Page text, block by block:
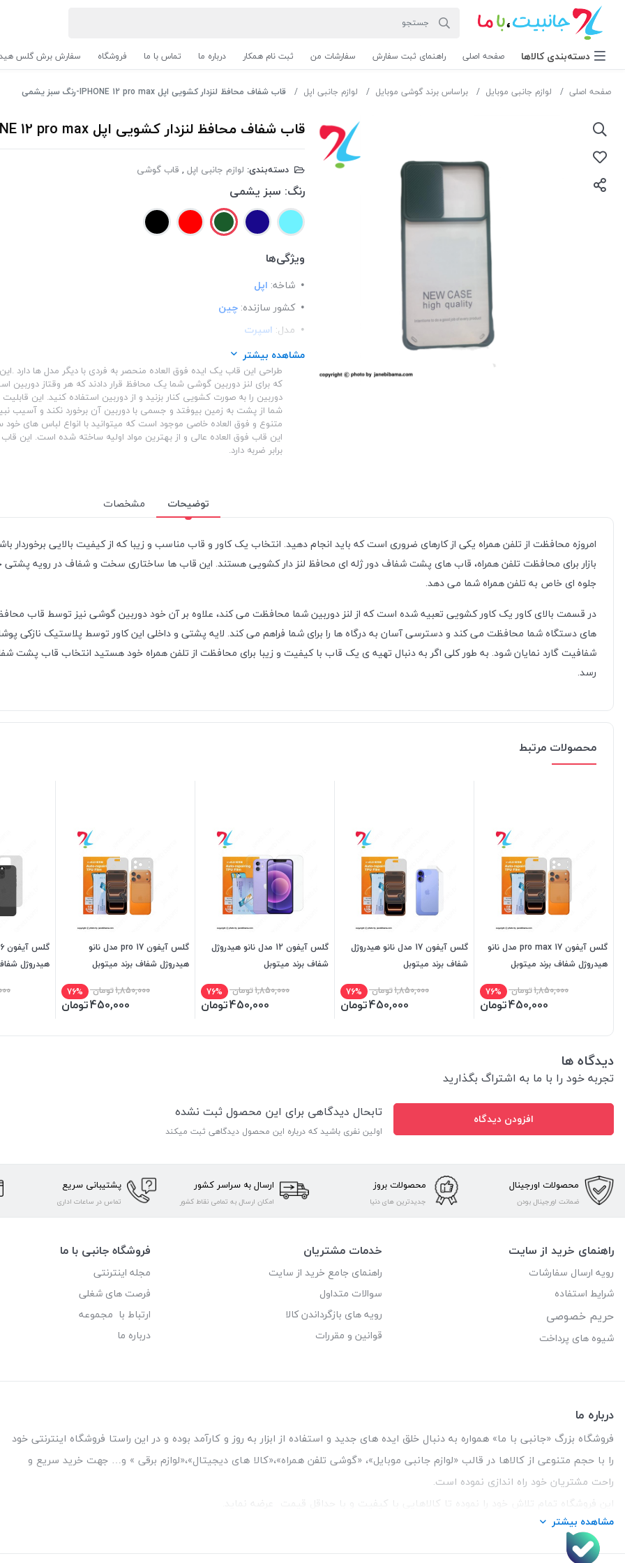
دسته‌بندی‌ کالاها صفحه اصلی راهنمای ثبت سفارش سفارشات من ثبت نام همکار درباره ما تماس با ما فروشگاه سفارش برش گلس
صفحه اصلی لوازم جانبی موبایل براساس برند گوشی موبایل لوازم جانبی اپل قاب شفاف محافظ لنزدار کشویی اپل IPHONE 12 pro max-رنگ سبز یشمی
قاب شفاف محافظ لنزدار کشویی اپل IPHONE 12 pro max-رنگ سبز یشمی
دسته‌بندی: لوازم جانبی اپل, قاب گوشی
رنگ: سبز یشمی
ویژگی‌ها
شاخه: اپل
کشور سازنده: چین
مدل: اسپرت
ساختار: شفاف
ساختار:TPU
مشاهده بیشتر
طراحی این قاب یک ایده فوق العاده منحصر به فردی با دیگر مدل ها دارد
که برای لنز دوربین گوشی شما یک محافظ قرار دادند که هر وقتاز دوربین
دوربین را به صورت کشویی کنار بزنید و از دوربین استفاده کنید. این
شما از پشت به زمین بیوفتد و جسمی با دوربین آن برخورد نکند و آسیب
متنوع و فوق العاده خاصی موجود است که میتوانید با انواع لباس های
این قاب فوق العاده عالی و از بهترین مواد اولیه ساخته شده است. این قاب
برابر ضربه دارد.
توضیحات مشخصات
امروزه محافظت از تلفن همراه یکی از کارهای ضروری است که باید انجام دهید. انتخاب یک کاور و قاب مناسب و زیبا که از کیفیت بالایی
بازار برای محافظت تلفن همراه، قاب های پشت شفاف دور ژله ای محافظ لنز دار کشویی هستند. این قاب ها ساختاری سخت و شفاف در رویه
جلوه ای خاص به تلفن همراه شما می دهد.
در قسمت بالای کاور یک کاور کشویی تعبیه شده است که از لنز دوربین شما محافظت می کند، علاوه بر آن خود دوربین گوشی نیز توسط قاب
های دستگاه شما محافظت می کند و دسترسی آسان به درگاه ها را برای شما فراهم می کند. لایه پشتی و داخلی این کاور توسط پلاستیک نازکی
شفافیت گارد نمایان شود. به طور کلی اگر به دنبال تهیه ی یک قاب با کیفیت و زیبا برای محافظت از تلفن همراه خود هستید انتخاب قاب پشت
رسد.
محصولات مرتبط
گلس آیفون 17 pro max مدل نانو
هیدروژل شفاف برند میتوبل
1,850,000تومان 76%
450,000تومان
گلس آیفون 17 مدل نانو هیدروژل
شفاف برند میتوبل
1,850,000تومان 76%
450,000تومان
گلس آیفون 12 مدل نانو هیدروژل
شفاف برند میتوبل
1,850,000تومان 76%
450,000تومان
گلس آیفون 17 pro مدل نانو
هیدروژل شفاف برند میتوبل
1,850,000تومان 76%
450,000تومان
هیدروژل
دیدگاه ها
تجربه خود را با ما به اشتراگ بگذارید
افزودن دیدگاه تابحال دیدگاهی برای این محصول ثبت نشده
اولین نفری باشید که درباره این محصول دیدگاهی ثبت میکند
محصولات اورجینال
ضمانت اورجینال بودن
محصولات بروز
جدیدترین های دنیا
ارسال به سراسر کشور
امکان ارسال به تمامی نقاط کشور
پشتیبانی سریع
تماس در ساعات اداری
راهنمای خرید از سایت
رویه ارسال سفارشات
شرایط استفاده
حریم خصوصی
شیوه های پرداخت
خدمات مشتریان
راهنمای جامع خرید از سایت
سوالات متداول
رویه های بازگرداندن کالا
قوانین و مقررات
فروشگاه جانبی با ما
مجله اینترنتی
فرصت های شغلی
ارتباط با مجموعه
درباره ما
درباره ما
فروشگاه بزرگ «جانبی با ما» همواره به دنبال خلق ایده های جدید و استفاده از ابزار به روز و کارآمد بوده و در این راستا فروشگاه اینترنتی خود
را با حجم متنوعی از کالاها در قالب «لوازم جانبی موبایل»، «گوشی تلفن همراه»،«کالا های دیجیتال»،«لوازم برقی » و… جهت خرید سریع و
راحت مشتریان خود راه اندازی نموده است.
این فروشگاه تمام تلاش خود را نموده تا کالاهایی با کیفیت و با حداقل قیمت عرضه نماید.
تلفن تماس :
مشاهده بیشتر